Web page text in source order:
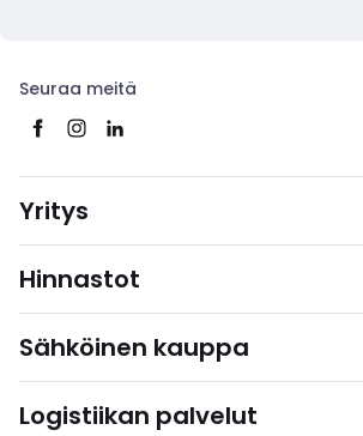
Seuraa meitä
Yritys
Hinnastot
Sähköinen kauppa
Logistiikan palvelut